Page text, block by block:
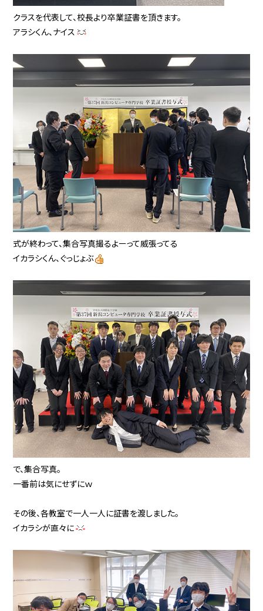
クラスを代表して、校長より卒業証書を頂きます。
アラシくん、ナイス
式が終わって、集合写真撮るよーって威張ってる
イカラシくん、ぐっじょぶ
で、集合写真。
一番前は気にせずにｗ
その後、各教室で一人一人に証書を渡しました。
イカラシが直々に